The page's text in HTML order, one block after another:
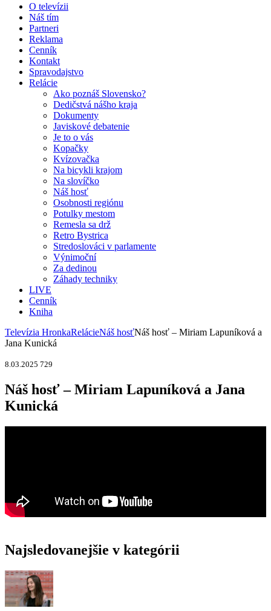
O televízii
Náš tím
Partneri
Reklama
Cenník
Kontakt
Spravodajstvo
Relácie
Ako poznáš Slovensko?
Dedičstvá nášho kraja
Dokumenty
Javiskové debatenie
Je to o vás
Kopačky
Kvízovačka
Na bicykli krajom
Na slovíčko
Náš hosť
Osobnosti regiónu
Potulky mestom
Remesla sa drž
Retro Bystrica
Stredoslováci v parlamente
Výnimoční
Za dedinou
Záhady techniky
LIVE
Cenník
Kniha
Televízia HronkaRelácieNáš hosťNáš hosť – Miriam Lapuníková a
Jana Kunická
8.03.2025 729
Náš hosť – Miriam Lapuníková a Jana
Kunická
Najsledovanejšie v kategórii